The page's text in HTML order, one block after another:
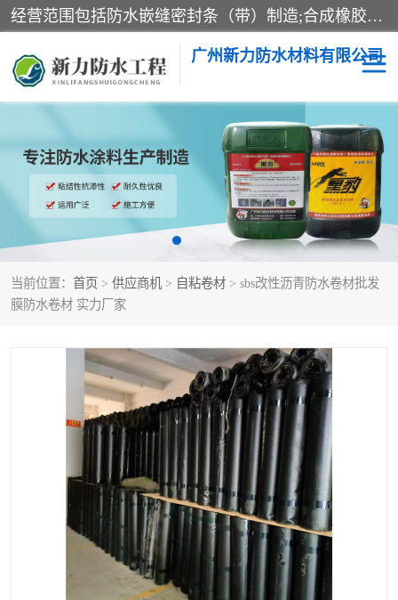
经营范围包括防水嵌缝密封条（带）制造;合成橡胶制造（监控化学品、危险化学品除外）;沥青混合物制造;防水胶粘带制造;其他合成材料制造（监控化学品、危险化学品除外）;涂料制造（监控化学品、危险化学品除外）;建筑结构防水补漏;防水建筑材料制造;粘合剂制造（监控化学品、危险化学品除外）;涂料零售;广州新力防水材料有限公司具有1处分支机构。
广州新力防水材料有限公司
当前位置： 首页 > 供应商机 > 自粘卷材 > sbs改性沥青防水卷材批发
膜防水卷材 实力厂家
黑豹防水胶 建筑108胶水
乳化沥青防水涂料 自粘卷材
非固化橡胶防水涂料